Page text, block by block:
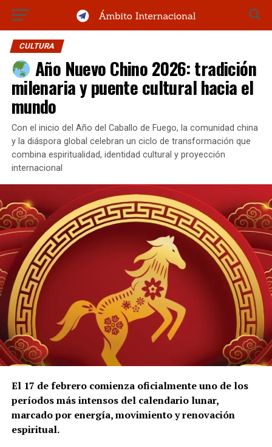
CULTURA
Año Nuevo Chino 2026: tradición
milenaria y puente cultural hacia el
mundo
Con el inicio del Año del Caballo de Fuego, la comunidad china
y la diáspora global celebran un ciclo de transformación que
combina espiritualidad, identidad cultural y proyección
internacional
El 17 de febrero comienza oficialmente uno de los
períodos más intensos del calendario lunar,
marcado por energía, movimiento y renovación
espiritual.